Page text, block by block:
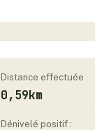
Distance effectuée
0,59km
Dénivelé positif :